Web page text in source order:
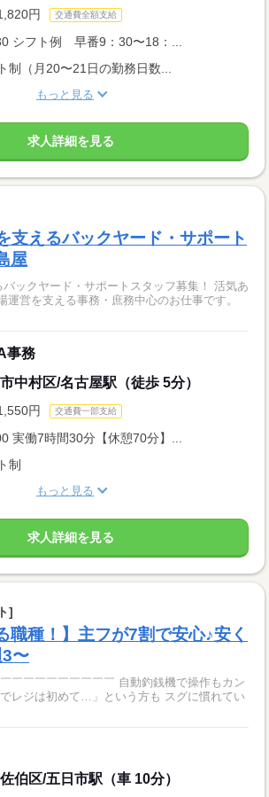
円 交通費全額支給
シフト例 早番9：30〜18：...
制（月20〜21日の勤務日数...
もっと見る
求人詳細を見る
支えるバックヤード・サポート
屋
バックヤード・サポートスタッフ募集！ 活気あ
運営を支える事務・庶務中心のお仕事です。
事務
中村区/名古屋駅（徒歩 5分）
円 交通費一部支給
実働7時間30分【休憩70分】...
制
もっと見る
求人詳細を見る
]
職種！】主フが7割で安心♪安く
〜
￣￣￣￣￣￣￣￣￣ 自動釣銭機で操作もカン
レジは初めて…」という方も スグに慣れてい
伯区/五日市駅（車 10分）